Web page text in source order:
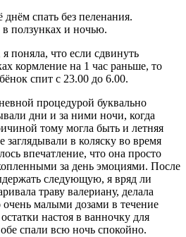
спать без пеленания.
ползунках и ночью.
поняла, что если сдвинуть
кормление на 1 час раньше, то
спит с 23.00 до 6.00.
процедурой буквально
дни и за ними ночи, когда
тому могла быть и летняя
заглядывали в коляску во время
впечатление, что она просто
за день эмоциями. После
следующую, я вряд ли
траву валериану, делала
малыми дозами в течение
настоя в ванночку для
спали всю ночь спокойно.